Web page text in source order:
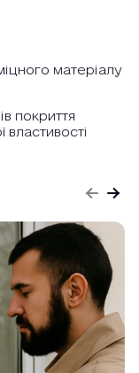
матеріалу
покриття
властивості